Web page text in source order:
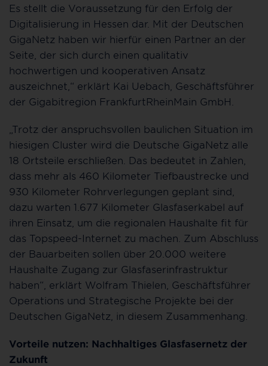
Es stellt die Voraussetzung für den Erfolg der
Digitalisierung in Hessen dar. Mit der Deutschen
GigaNetz haben wir hierfür einen Partner an der
Seite, der sich durch einen qualitativ
hochwertigen und kooperativen Ansatz
auszeichnet,“ erklärt Kai Uebach, Geschäftsführer
der Gigabitregion FrankfurtRheinMain GmbH.
„Trotz der anspruchsvollen baulichen Situation im
hiesigen Cluster wird die Deutsche GigaNetz alle
18 Ortsteile erschließen. Das bedeutet in Zahlen,
dass mehr als 460 Kilometer Tiefbaustrecke und
930 Kilometer Rohrverlegungen geplant sind,
dazu warten 1.677 Kilometer Glasfaserkabel auf
ihren Einsatz, um die regionalen Haushalte fit für
das Topspeed-Internet zu machen. Zum Abschluss
der Bauarbeiten sollen über 20.000 weitere
Haushalte Zugang zur Glasfaserinfrastruktur
haben“, erklärt Wolfram Thielen, Geschäftsführer
Operations und Strategische Projekte bei der
Deutschen GigaNetz, in diesem Zusammenhang.
Vorteile nutzen: Nachhaltiges Glasfasernetz der
Zukunft